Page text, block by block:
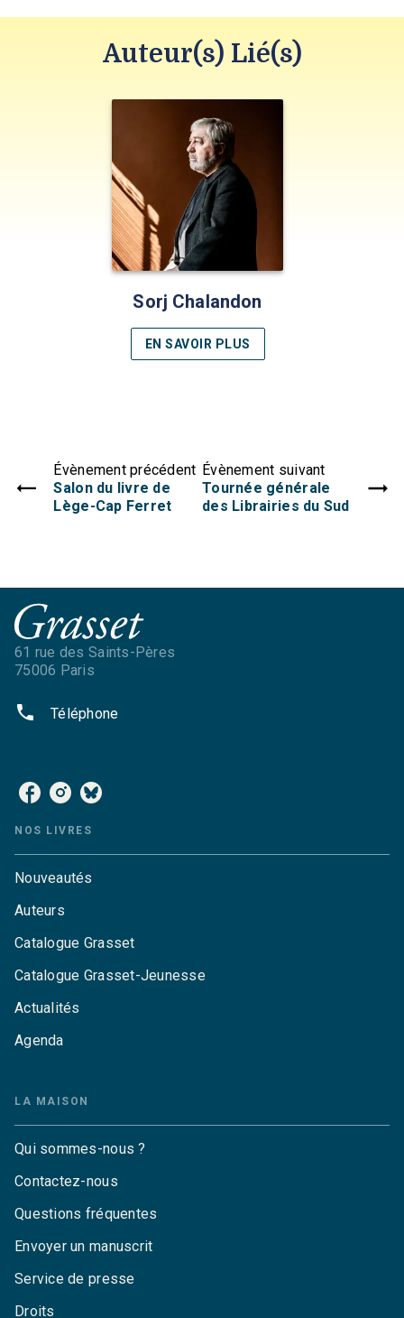
Auteur(s) Lié(s)
Sorj Chalandon
EN SAVOIR PLUS
Évènement précédent
Salon du livre de
Lège-Cap Ferret
Évènement suivant
Tournée générale
des Librairies du Sud
61 rue des Saints-Pères
75006 Paris
phone Téléphone
NOS LIVRES
Nouveautés
Auteurs
Catalogue Grasset
Catalogue Grasset-Jeunesse
Actualités
Agenda
LA MAISON
Qui sommes-nous ?
Contactez-nous
Questions fréquentes
Envoyer un manuscrit
Service de presse
Droits